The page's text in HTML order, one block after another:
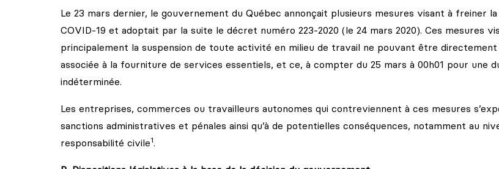
Le 23 mars dernier, le gouvernement du Québec annonçait plusieurs mesures visant à freiner
COVID-19 et adoptait par la suite le décret numéro 223-2020 (le 24 mars 2020). Ces mesures
principalement la suspension de toute activité en milieu de travail ne pouvant être
associée à la fourniture de services essentiels, et ce, à compter du 25 mars à 00h01 pour une
indéterminée.
Les entreprises, commerces ou travailleurs autonomes qui contreviennent à ces mesures
sanctions administratives et pénales ainsi qu’à de potentielles conséquences, notamment au
responsabilité civile1.